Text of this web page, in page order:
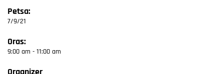
Petsa:
7/9/21
Oras:
9:00 am - 11:00 am